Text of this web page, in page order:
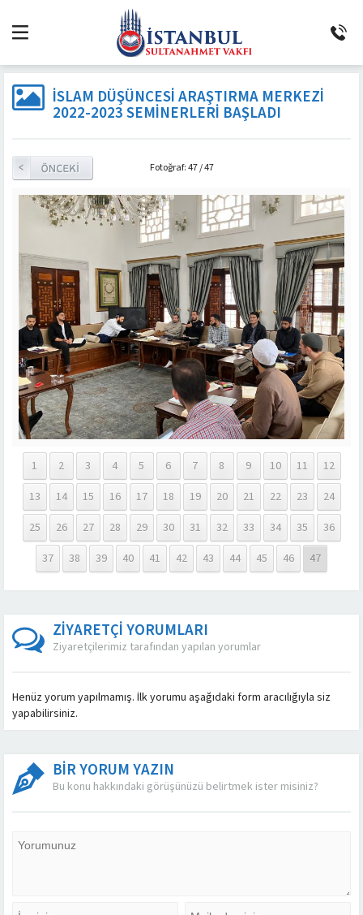
İSLAM DÜŞÜNCESI ARAŞTIRMA MERKEZI
2022-2023 SEMINERLERI BAŞLADI
Fotoğraf: 47 / 47
1 2 3 4 5 6 7 8 9 10 11
12
13
14 15 16 17 18 19 20 21 22 23
24
25
26 27 28 29 30 31 32 33 34 35
36
37
38 39 40 41 42 43 44 45 46 47
ZİYARETÇİ YORUMLARI
Ziyaretçilerimiz tarafından yapılan yorumlar
Henüz yorum yapılmamış. İlk yorumu aşağıdaki form aracılığıyla siz
yapabilirsiniz.
BİR YORUM YAZIN
Bu konu hakkındaki görüşünüzü belirtmek ister misiniz?